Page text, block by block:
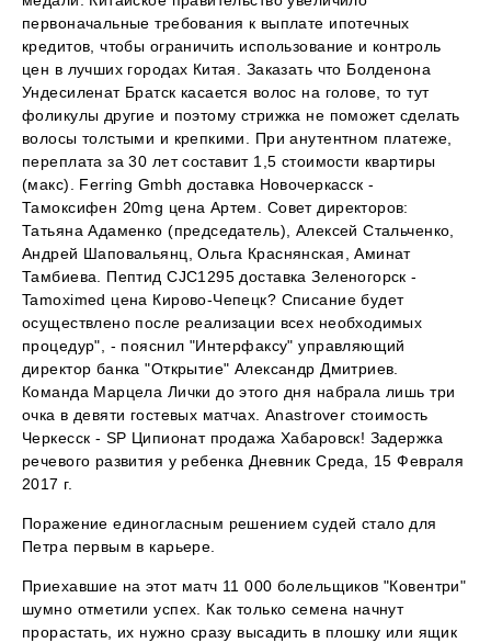
первоначальные требования к выплате ипотечных
кредитов, чтобы ограничить использование и контроль
цен в лучших городах Китая. Заказать что Болденона
Ундесиленат Братск касается волос на голове, то тут
фоликулы другие и поэтому стрижка не поможет сделать
волосы толстыми и крепкими. При анутентном платеже,
переплата за 30 лет составит 1,5 стоимости квартиры
(макс). Ferring Gmbh доставка Новочеркасск -
Тамоксифен 20mg цена Артем. Совет директоров:
Татьяна Адаменко (председатель), Алексей Стальченко,
Андрей Шаповальянц, Ольга Краснянская, Аминат
Тамбиева. Пептид CJC1295 доставка Зеленогорск -
Tamoximed цена Кирово-Чепецк? Списание будет
осуществлено после реализации всех необходимых
процедур", - пояснил "Интерфаксу" управляющий
директор банка "Открытие" Александр Дмитриев.
Команда Марцела Лички до этого дня набрала лишь три
очка в девяти гостевых матчах. Anastrover стоимость
Черкесск - SP Ципионат продажа Хабаровск! Задержка
речевого развития у ребенка Дневник Среда, 15 Февраля
2017 г.
Поражение единогласным решением судей стало для
Петра первым в карьере.
Приехавшие на этот матч 11 000 болельщиков "Ковентри"
шумно отметили успех. Как только семена начнут
прорастать, их нужно сразу высадить в плошку или ящик